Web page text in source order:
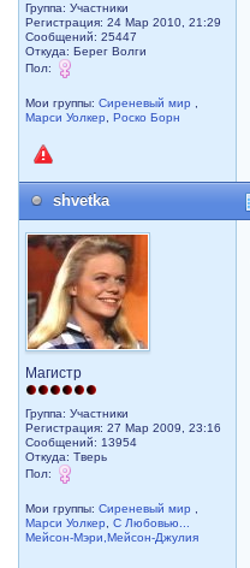
Группа: Участники
Регистрация: 24 Мар 2010, 21:29
Сообщений: 25447
Откуда: Берег Волги
Пол:
Мои группы:Сиреневый мир
Марси Уолкер
,Роско Борн
shvetka
Магистр
Группа: Участники
Регистрация: 27 Мар 2009, 23:16
Сообщений: 13954
Откуда: Тверь
Пол:
Мои группы:Сиреневый мир
Марси Уолкер
,С Любовью...
Мейсон-Мэри,Мейсон-Джулия